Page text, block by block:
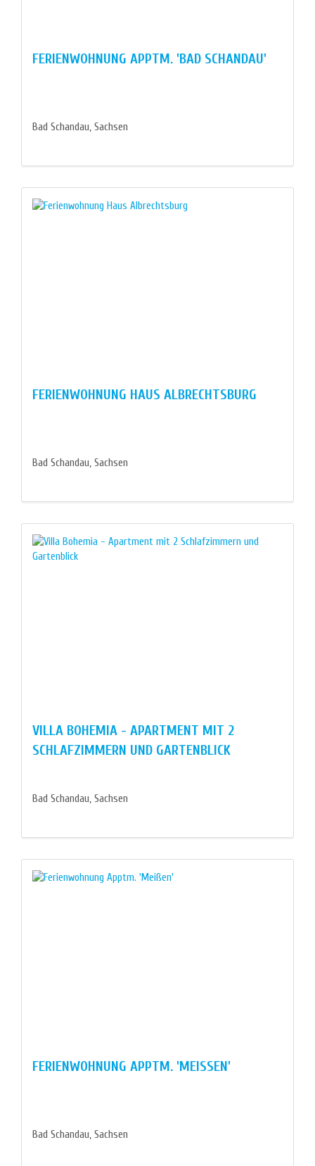
FERIENWOHNUNG APPTM. 'BAD SCHANDAU'
Bad Schandau, Sachsen
FERIENWOHNUNG HAUS ALBRECHTSBURG
Bad Schandau, Sachsen
VILLA BOHEMIA - APARTMENT MIT 2
SCHLAFZIMMERN UND GARTENBLICK
Bad Schandau, Sachsen
FERIENWOHNUNG APPTM. 'MEISSEN'
Bad Schandau, Sachsen